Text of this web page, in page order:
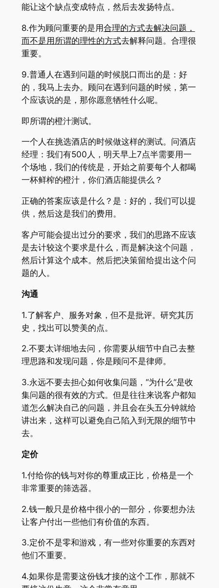
能让这个缺点变成特点，然后去发扬特点。
8.作为顾问重要的是用合理的方式去解决问题，
而不是用所谓的理性的方式去解释问题。合理很
重要。
9.普通人在遇到问题的时候脱口而出的是：好
的，我马上去办。顾问在遇到问题的时候，第一
个应该说的是，那你愿意牺牲什么呢。
即所谓的橙汁测试。
一个人在挑选酒店的时候做这样的测试。问酒店
经理：我们有500人，明天早上7点半需要用一
个场地，我们的传统是，开始之前要每个人都喝
一杯鲜榨的橙汁，你们酒店能提供么？
正确的答案应该是什么？是：好的，我们可以提
供，然后这是我们的费用。
客户可能会提出过分的要求，我们的思路不应该
是去计较这个要求是什么，而是解决这个问题，
然后计算这个成本。然后把决策留给提出这个问
题的人。
沟通
1.了解客户、服务对象，但不是批评。研究其历
史，找出可以赞美的点。
2.不要太详细地去问，你需要从细节中自己去整
理思路和发现问题，你是顾问不是律师。
3.永远不要去担心如何收集问题，“为什么”是收
集问题的很有效的方式。但是往往来说客户都知
道怎么解决自己的问题，并且会在头五分钟就给
讲出来，这样可以避免自己陷入到无限的细节中
去。
定价
1.付给你的钱与对你的尊重成正比，价格是一个
非常重要的筛选器。
2.钱一般只是价格中很小的一部分，你要想办法
让客户付出一些他们有价值的东西。
3.定价不是零和游戏，有一些对你重要的东西对
他们不重要。
4.如果你是需要这份钱才接的这个工作，那就不